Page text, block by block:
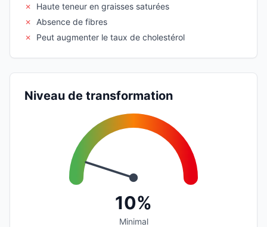
✗
Haute teneur en graisses saturées
✗
Absence de fibres
✗
Peut augmenter le taux de cholestérol
Niveau de transformation
10%
Minimal